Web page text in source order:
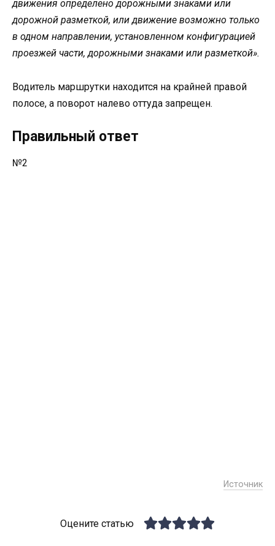
движения определено дорожными знаками или
дорожной разметкой, или движение возможно только
в одном направлении, установленном конфигурацией
проезжей части, дорожными знаками или разметкой».
Водитель маршрутки находится на крайней правой
полосе, а поворот налево оттуда запрещен.
Правильный ответ
№2
Источник
Оцените статью